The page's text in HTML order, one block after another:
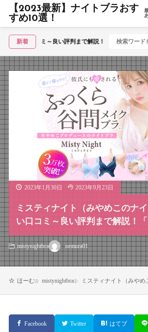
【2023最新】ナイトブラおす
すめ10選！
新着
い口コミ～良い評判まで解説！
2023年1月30日 2023年9月23日
ミスティナイト（みやめこのナ
い口コミ～良い評判まで解説！「
mistynightbra uemura01
ほーむ mistynightbra ミスティナイト（みや
Facebook Twitter はてブ